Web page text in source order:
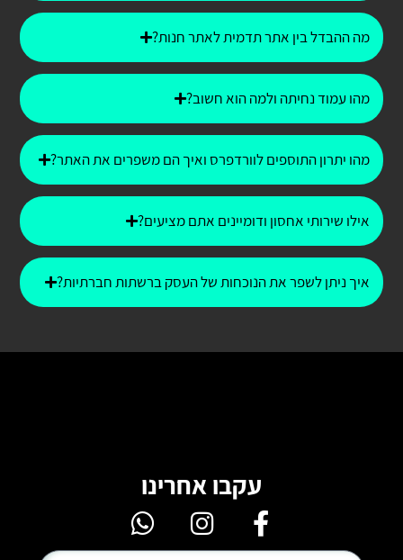
מה ההבדל בין אתר תדמית לאתר חנות?
מהו עמוד נחיתה ולמה הוא חשוב?
מהו יתרון התוספים לוורדפרס ואיך הם משפרים את האתר?
אילו שירותי אחסון ודומיינים אתם מציעים?
איך ניתן לשפר את הנוכחות של העסק ברשתות חברתיות?
עקבו אחרינו